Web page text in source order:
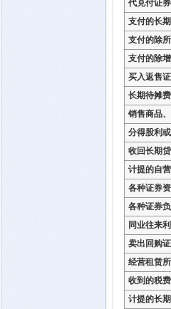
代兑付证
支付的长
支付的除
支付的除
买入返售
长期待摊
销售商品
分得股利
收回长期
计提的自
各种证券
各种证券
同业往来
卖出回购
经营租赁
收到的税
计提的长